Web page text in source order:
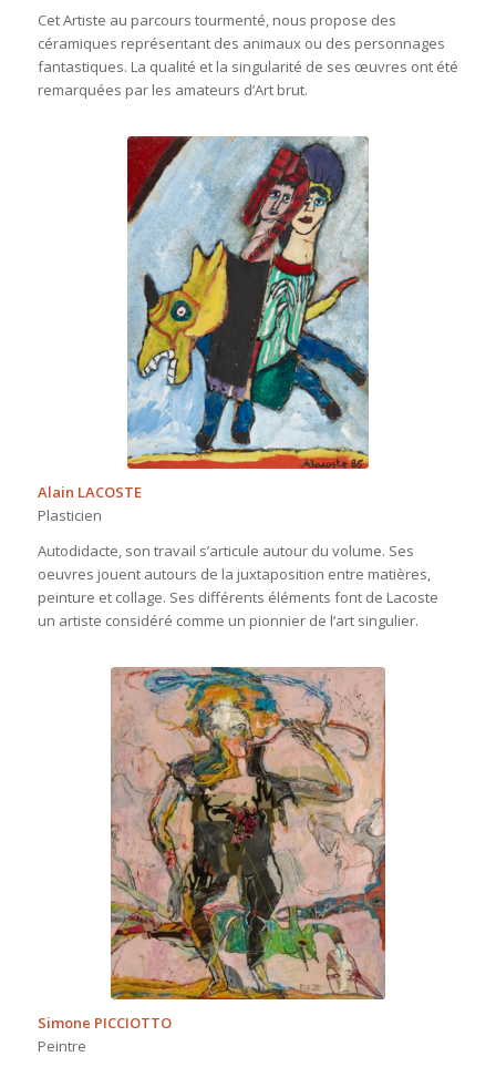
Cet Artiste au parcours tourmenté, nous propose des
céramiques représentant des animaux ou des personnages
fantastiques. La qualité et la singularité de ses œuvres ont été
remarquées par les amateurs d’Art brut.
Alain LACOSTE
Plasticien
Autodidacte, son travail s’articule autour du volume. Ses
oeuvres jouent autours de la juxtaposition entre matières,
peinture et collage. Ses différents éléments font de Lacoste
un artiste considéré comme un pionnier de l’art singulier.
Simone PICCIOTTO
Peintre